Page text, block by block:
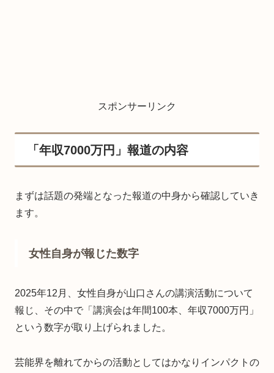
スポンサーリンク
「年収7000万円」報道の内容
まずは話題の発端となった報道の中身から確認していき
ます。
女性自身が報じた数字
2025年12月、女性自身が山口さんの講演活動について
報じ、その中で「講演会は年間100本、年収7000万円」
という数字が取り上げられました。
芸能界を離れてからの活動としてはかなりインパクトの